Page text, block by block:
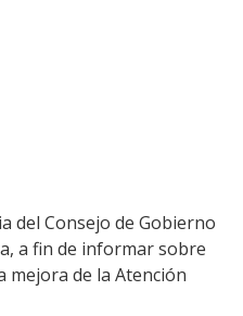
del Consejo de Gobierno
a fin de informar sobre
mejora de la Atención